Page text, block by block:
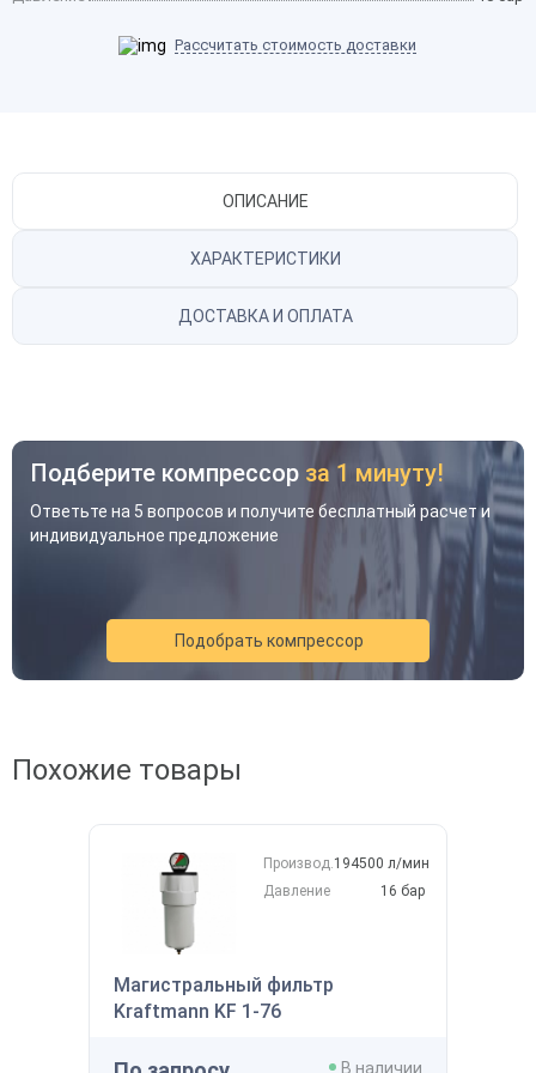
Рассчитать стоимость доставки
ОПИСАНИЕ
ХАРАКТЕРИСТИКИ
ДОСТАВКА И ОПЛАТА
Подберите компрессор за 1 минуту!
Ответьте на 5 вопросов и получите бесплатный расчет и
индивидуальное предложение
Подобрать компрессор
Похожие товары
Магистральный фильтр
Kraftmann KF 1-76
Производ.194500 л/мин
Давление
16 бар
В наличии